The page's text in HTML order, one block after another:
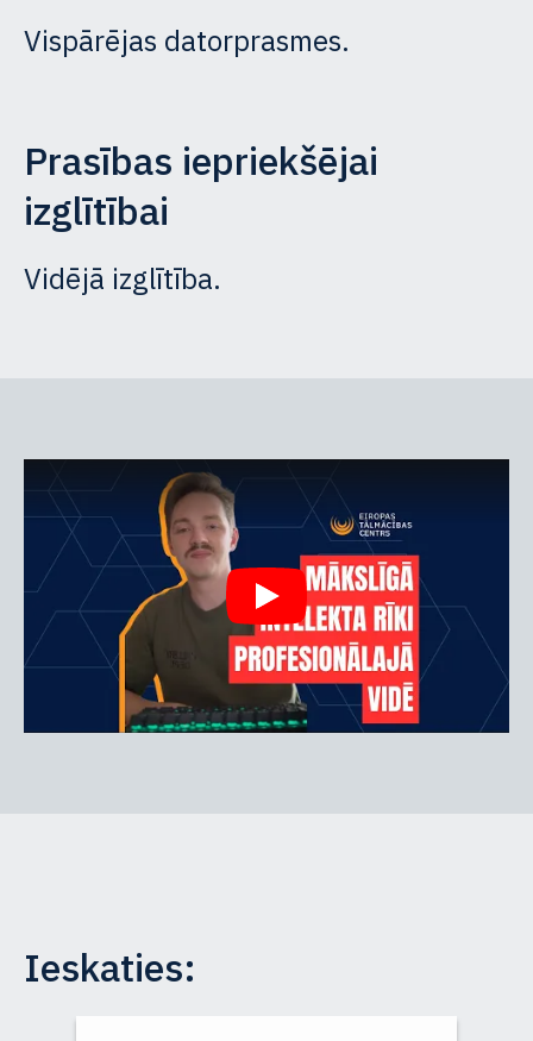
Vispārējas datorprasmes.
Prasības iepriekšējai
izglītībai
Vidējā izglītība.
Ieskaties: